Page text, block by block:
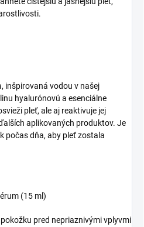
inšpirovaná vodou v našej
hyalurónovú a esenciálne
pleť, ale aj reaktivuje jej
aplikovaných produktov. Je
počas dňa, aby pleť zostala
(15 ml)
pred nepriaznivými vplyvmi